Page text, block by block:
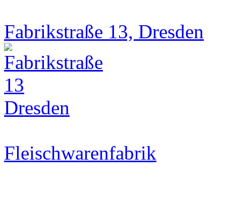
Fabrikstraße 13, Dresden
Fleischwarenfabrik